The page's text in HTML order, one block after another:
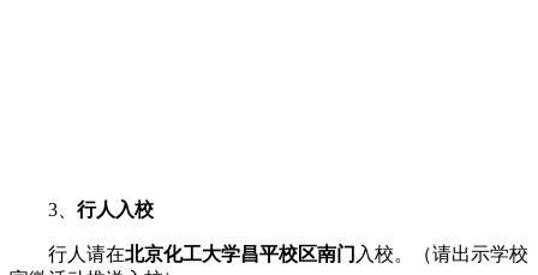
3、 行人入校
行人请在北京化工大学昌平校区南门 入校。（请出示学校